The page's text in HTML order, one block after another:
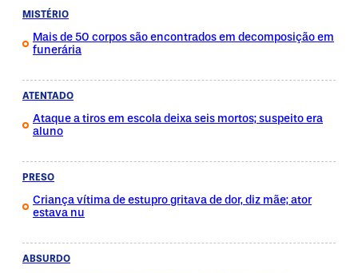
MISTÉRIO
Mais de 50 corpos são encontrados em decomposição em
funerária
ATENTADO
Ataque a tiros em escola deixa seis mortos; suspeito era
aluno
PRESO
Criança vítima de estupro gritava de dor, diz mãe; ator
estava nu
ABSURDO